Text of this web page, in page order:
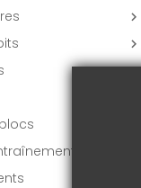

